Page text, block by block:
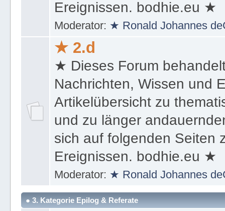
sich auf folgenden Seiten
Ereignissen. bodhie.eu ★
Moderator:
★ 2.d
★ Dieses Forum
Nachrichten, Wissen und
Artikelübersicht zu
und zu länger
sich auf folgenden Seiten
Ereignissen. bodhie.eu ★
Moderator:★ Ronald Johannes